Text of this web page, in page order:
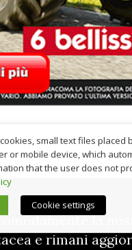
la
e rimani
small text files placed
or mobile device, which
that the user does not
Cookie settings